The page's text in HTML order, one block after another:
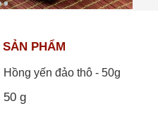
PHẨM
Hồng yến đảo thô - 50g
50 g